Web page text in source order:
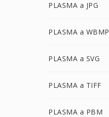
PLASMA a JPG
PLASMA a WBMP
PLASMA a SVG
PLASMA a TIFF
PLASMA a PBM